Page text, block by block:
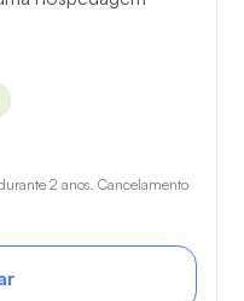
2 anos. Cancelamento